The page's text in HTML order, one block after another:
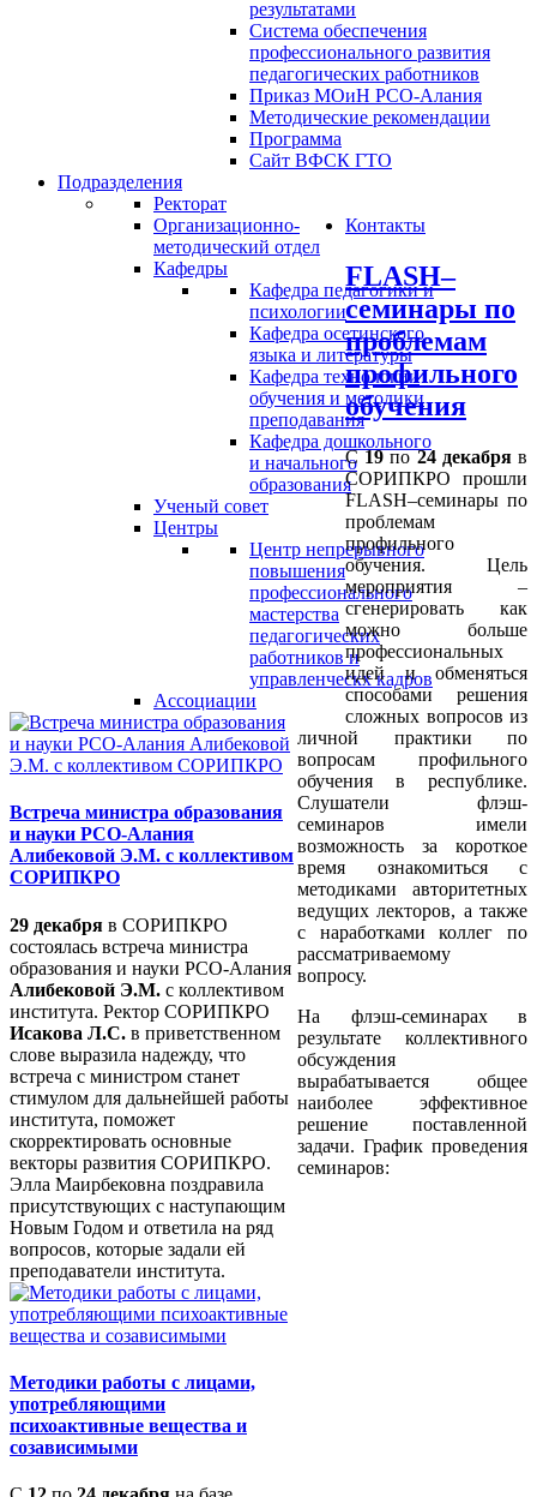
результатами
Система обеспечения
профессионального развития
педагогических работников
Приказ МОиН РСО-Алания
Методические рекомендации
Программа
Сайт ВФСК ГТО
Подразделения
Ректорат
Организационно-
методический отдел
Кафедры
Кафедра педагогики и
психологии
Кафедра осетинского
языка и литературы
Кафедра технологии
обучения и методики
преподавания
Кафедра дошкольного
и начального
образования
Ученый совет
Центры
Центр непрерывного
повышения
профессионального
мастерства
педагогических
работников и
управленческх кадров
Ассоциации
Контакты
Встреча министра образования
и науки РСО-Алания
Алибековой Э.М. с коллективом
СОРИПКРО
29 декабря в СОРИПКРО
состоялась встреча министра
образования и науки РСО-Алания
Алибековой Э.М. с коллективом
института. Ректор СОРИПКРО
Исакова Л.С. в приветственном
слове выразила надежду, что
встреча с министром станет
стимулом для дальнейшей работы
института, поможет
скорректировать основные
векторы развития СОРИПКРО.
Элла Маирбековна поздравила
присутствующих с наступающим
Новым Годом и ответила на ряд
вопросов, которые задали ей
преподаватели института.
Методики работы с лицами,
употребляющими
психоактивные вещества и
созависимыми
FLASH–
семинары по
проблемам
профильного
обучения
С19по24 декабряв
СОРИПКРО прошли
FLASH–семинары по
проблемам
профильного
обучения. Цель
мероприятия –
сгенерировать как
можно больше
профессиональных
идей и обменяться
способами решения
сложных вопросов из
личной практики по
вопросам профильного
обучения в республике.
Слушатели флэш-
семинаров имели
возможность за короткое
время ознакомиться с
методиками авторитетных
ведущих лекторов, а также
с наработками коллег по
рассматриваемому
вопросу.
На флэш-семинарах в
результате коллективного
обсуждения
вырабатывается общее
наиболее эффективное
решение поставленной
задачи. График проведения
семинаров: